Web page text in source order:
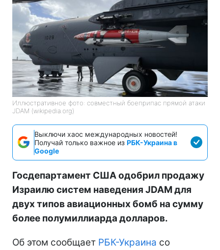
Иллюстративное фото: совместный боеприпас прямой атаки
JDAM (wikipedia.org)
Выключи хаос международных новостей!
Получай только важное из РБК-Украина в
Google
Госдепартамент США одобрил продажу
Израилю систем наведения JDAM для
двух типов авиационных бомб на сумму
более полумиллиарда долларов.
Об этом сообщает РБК-Украина со